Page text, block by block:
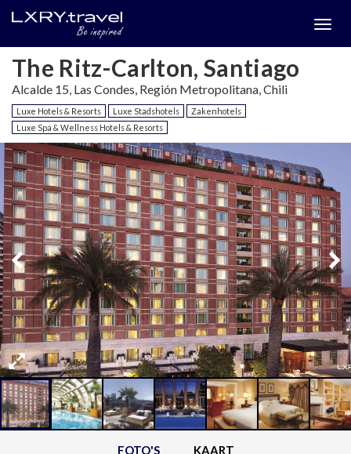
The Ritz-Carlton, Santiago
Alcalde 15, Las Condes, Región Metropolitana, Chili
Luxe Hotels & Resorts Luxe Stadshotels
Zakenhotels
Luxe Spa & Wellness Hotels & Resorts
FOTO'S KAART